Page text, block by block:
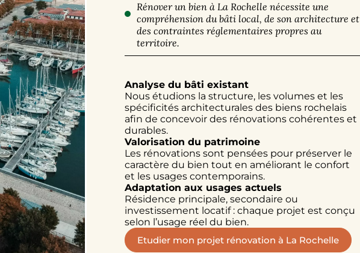
Rénover un bien à La Rochelle nécessite une
compréhension du bâti local, de son architecture et
des contraintes réglementaires propres au
territoire.
Analyse du bâti existant
Nous étudions la structure, les volumes et les
spécificités architecturales des biens rochelais
afin de concevoir des rénovations cohérentes et
durables.
Valorisation du patrimoine
Les rénovations sont pensées pour préserver le
caractère du bien tout en améliorant le confort
et les usages contemporains.
Adaptation aux usages actuels
Résidence principale, secondaire ou
investissement locatif : chaque projet est conçu
selon l’usage réel du bien.
Etudier mon projet rénovation à La Rochelle